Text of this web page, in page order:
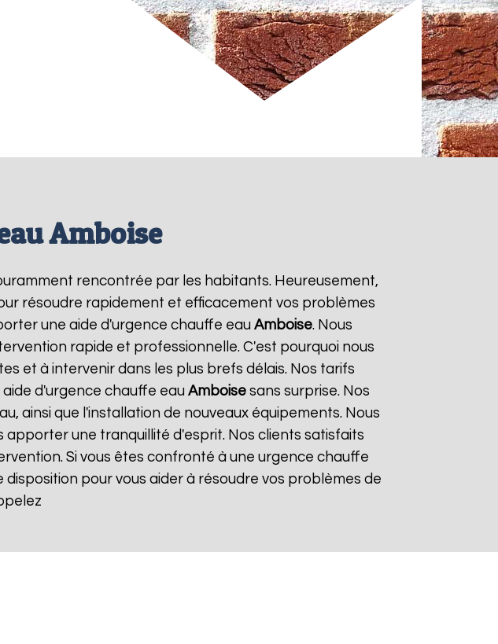
Amboise
rencontrée par les habitants. Heureusement,
résoudre rapidement et efficacement vos problèmes
une aide d'urgence chauffe eau Amboise. Nous
rapide et professionnelle. C'est pourquoi nous
et à intervenir dans les plus brefs délais. Nos tarifs
d'urgence chauffe eau Amboisesans surprise. Nos
ainsi que l'installation de nouveaux équipements. Nous
une tranquillité d'esprit. Nos clients satisfaits
Si vous êtes confronté à une urgence chauffe
pour vous aider à résoudre vos problèmes de